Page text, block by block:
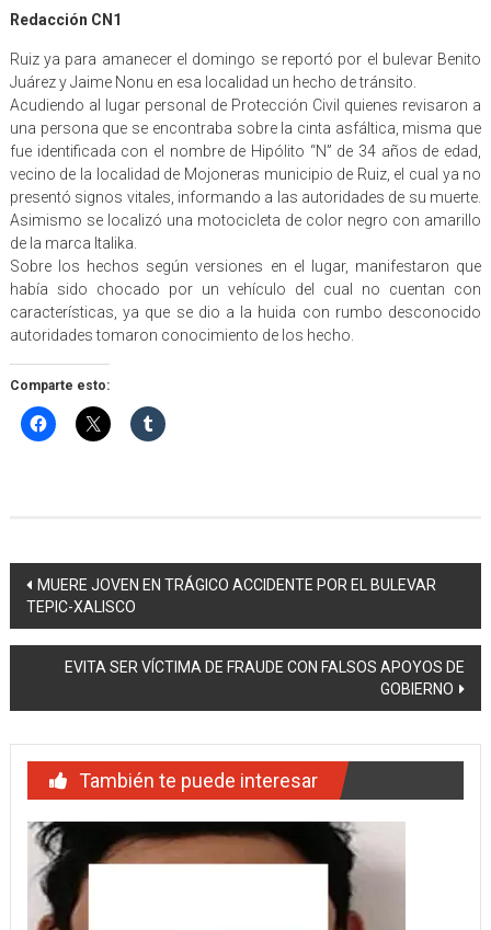
Redacción CN1
Ruiz ya para amanecer el domingo se reportó por el bulevar Benito
Juárez y Jaime Nonu en esa localidad un hecho de tránsito.
Acudiendo al lugar personal de Protección Civil quienes revisaron a
una persona que se encontraba sobre la cinta asfáltica, misma que
fue identificada con el nombre de Hipólito “N” de 34 años de edad,
vecino de la localidad de Mojoneras municipio de Ruiz, el cual ya no
presentó signos vitales, informando a las autoridades de su muerte.
Asimismo se localizó una motocicleta de color negro con amarillo
de la marca Italika.
Sobre los hechos según versiones en el lugar, manifestaron que
había sido chocado por un vehículo del cual no cuentan con
características, ya que se dio a la huida con rumbo desconocido
autoridades tomaron conocimiento de los hecho.
Comparte esto:
Navegación
de
entradas
MUERE JOVEN EN TRÁGICO ACCIDENTE POR EL BULEVAR
TEPIC-XALISCO
EVITA SER VÍCTIMA DE FRAUDE CON FALSOS APOYOS DE
GOBIERNO
También te puede interesar